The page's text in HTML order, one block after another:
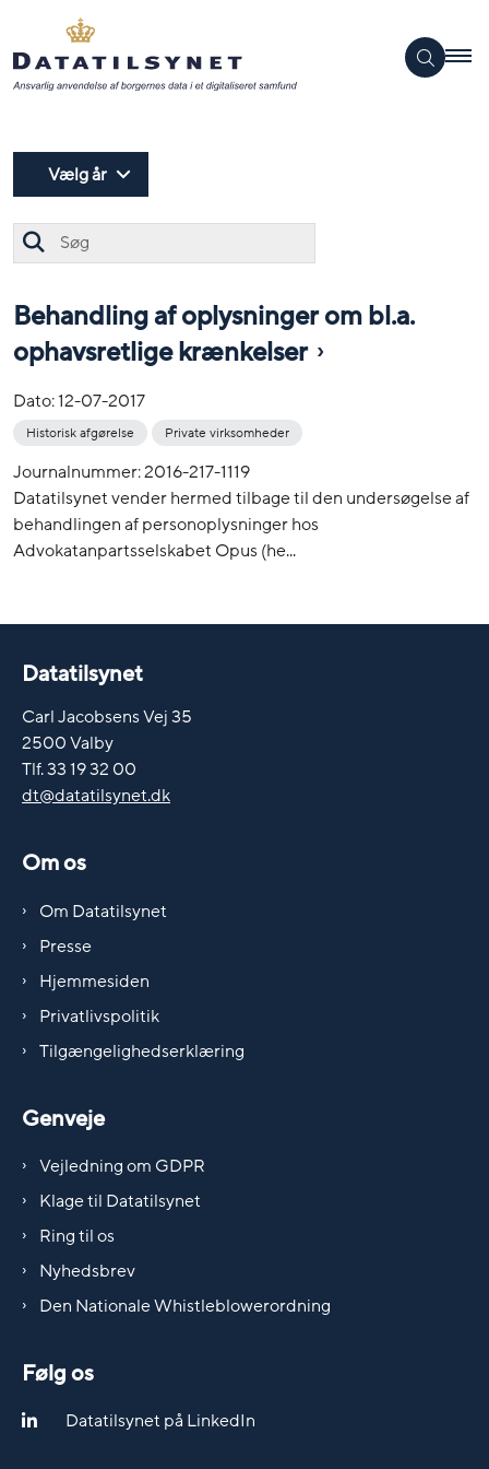
Vælg år
Behandling af oplysninger om bl.a.
ophavsretlige krænkelser
Dato:12-07-2017
Historisk afgørelse Private virksomheder
Journalnummer: 2016-217-1119
Datatilsynet vender hermed tilbage til den undersøgelse af
behandlingen af personoplysninger hos
Advokatanpartsselskabet Opus (he...
Datatilsynet
Carl Jacobsens Vej 35
2500 Valby
Tlf. 33 19 32 00
dt@datatilsynet.dk
Om os
Om Datatilsynet
Presse
Hjemmesiden
Privatlivspolitik
Tilgængelighedserklæring
Genveje
Vejledning om GDPR
Klage til Datatilsynet
Ring til os
Nyhedsbrev
Den Nationale Whistleblowerordning
Følg os
Datatilsynet på LinkedIn